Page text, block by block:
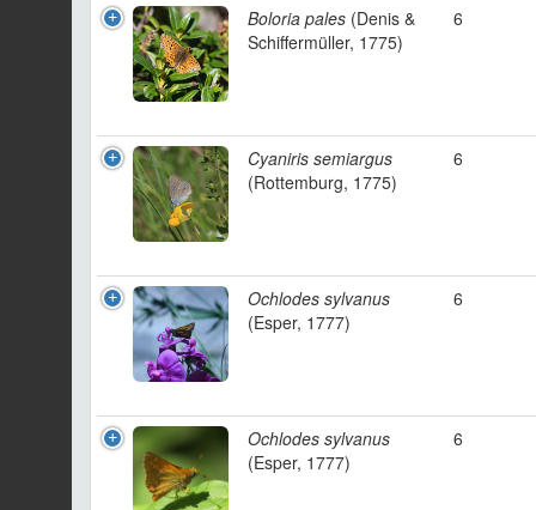
Boloria pales (Denis &
Schiffermüller, 1775)
6
Cyaniris semiargus
(Rottemburg, 1775)
6
Ochlodes sylvanus
(Esper, 1777)
6
Ochlodes sylvanus
(Esper, 1777)
6